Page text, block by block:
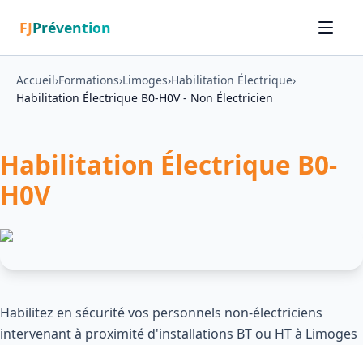
FJPrévention
Accueil›Formations›Limoges›Habilitation Électrique›
Habilitation Électrique B0-H0V - Non Électricien
Habilitation Électrique B0-
H0V
Habilitez en sécurité vos personnels non-électriciens
intervenant à proximité d'installations BT ou HT à Limoges